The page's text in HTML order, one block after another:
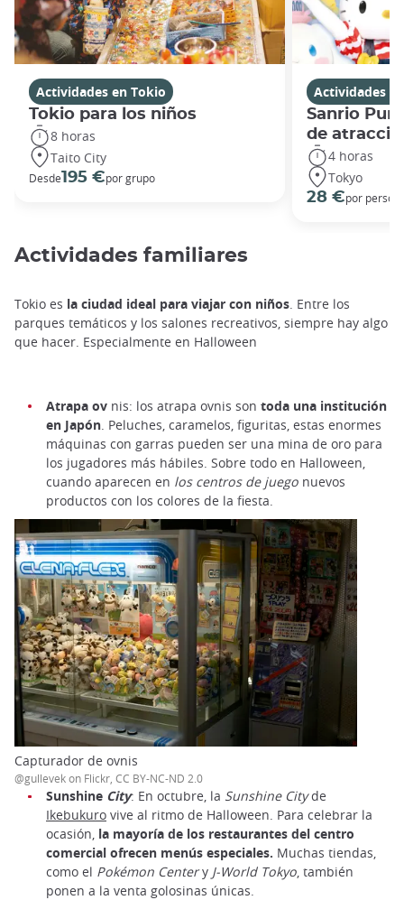
Actividades en Tokio
Tokio para los niños
8 horas
Taito City
Desde195 €por grupo
Actividades
Sanrio
de
4 horas
Tokyo
28 €por
Actividades familiares
Tokio es la ciudad ideal para viajar con niños. Entre los
parques temáticos y los salones recreativos, siempre hay algo
que hacer. Especialmente en Halloween
Atrapa ov nis: los atrapa ovnis son toda una institución
en Japón . Peluches, caramelos, figuritas, estas enormes
máquinas con garras pueden ser una mina de oro para
los jugadores más hábiles. Sobre todo en Halloween,
cuando aparecen en los centros de juego nuevos
productos con los colores de la fiesta.
Capturador de ovnis
@gullevek on Flickr, CC BY-NC-ND 2.0
Sunshine City: En octubre, la Sunshine Cityde
Ikebukuro vive al ritmo de Halloween. Para celebrar la
ocasión, la mayoría de los restaurantes del centro
comercial ofrecen menús especiales. Muchas tiendas,
como el Pokémon Centery J-World Tokyo, también
ponen a la venta golosinas únicas.